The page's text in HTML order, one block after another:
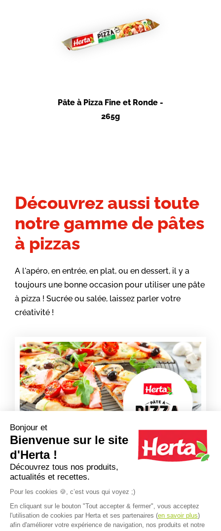
Pâte à Pizza Fine et Ronde -
265g
Découvrez aussi toute
notre gamme de pâtes
à pizzas
A l'apéro, en entrée, en plat, ou en dessert, il y a
toujours une bonne occasion pour utiliser une pâte
à pizza ! Sucrée ou salée, laissez parler votre
créativité !
Découvrez aussi toute notre gamme de
pâtes à pizzas
Bonjour et
Bienvenue sur le site
d'Herta !
Découvrez tous nos produits,
actualités et recettes.
Pour les cookies 🍪, c’est vous qui voyez ;)
En cliquant sur le bouton "Tout accepter & fermer", vous acceptez
l'utilisation de cookies par Herta et ses partenaires (en savoir plus)
afin d'améliorer votre expérience de navigation, nos produits et notre